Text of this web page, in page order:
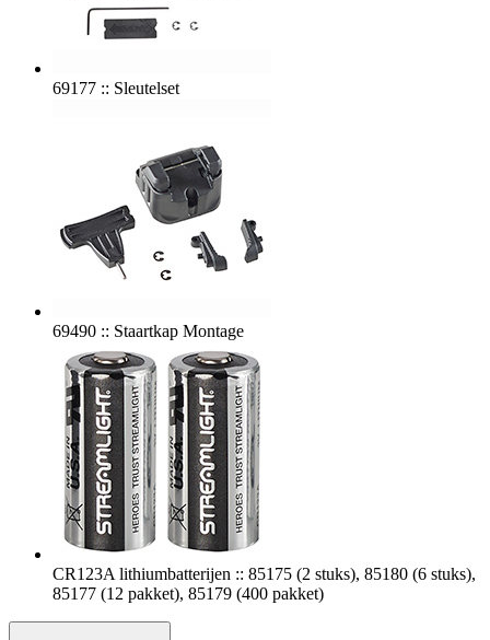
69177 :: Sleutelset
69490 :: Staartkap Montage
CR123A lithiumbatterijen :: 85175 (2 stuks), 85180 (6 stuks),
85177 (12 pakket), 85179 (400 pakket)